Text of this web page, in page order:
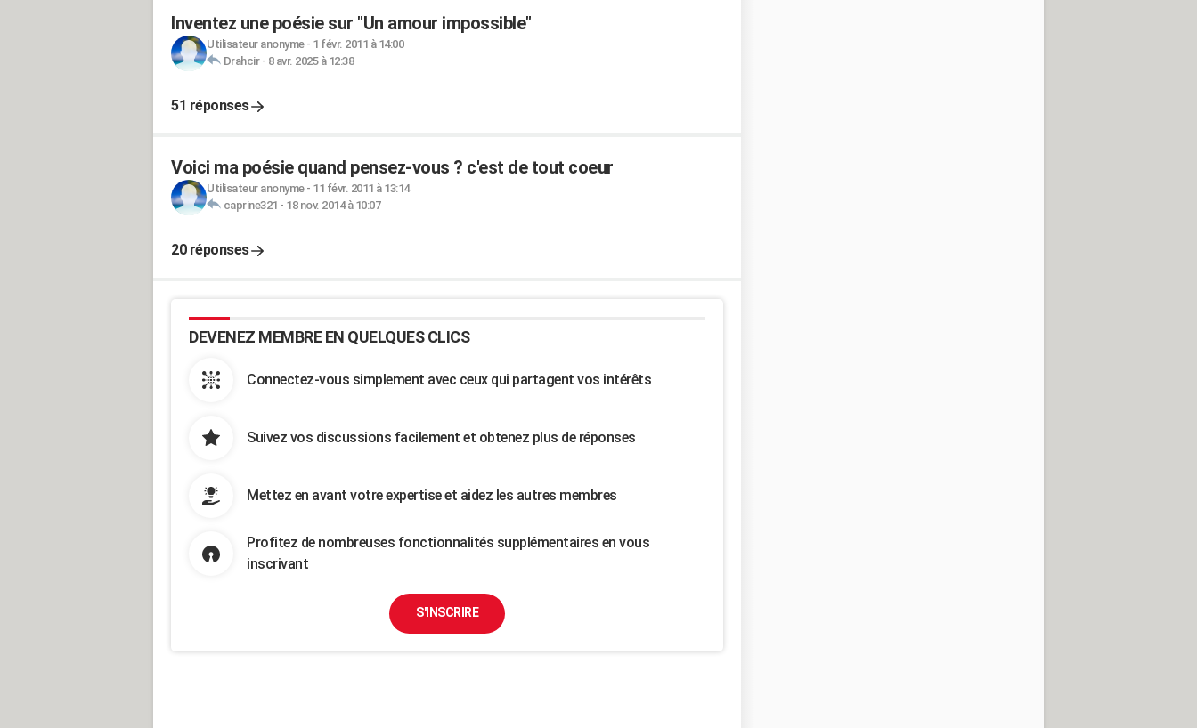
Inventez une poésie sur "Un amour impossible"
Utilisateur anonyme- 1 févr. 2011 à 14:00
Drahcir- 8 avr. 2025 à 12:38
51 réponses
Voici ma poésie quand pensez-vous ? c'est de tout coeur
Utilisateur anonyme- 11 févr. 2011 à 13:14
caprine321 - 18 nov. 2014 à 10:07
20 réponses
DEVENEZ MEMBRE EN QUELQUES CLICS
Connectez-vous simplement avec ceux qui partagent vos intérêts
Suivez vos discussions facilement et obtenez plus de réponses
Mettez en avant votre expertise et aidez les autres membres
Profitez de nombreuses fonctionnalités supplémentaires en vous
inscrivant
S'INSCRIRE